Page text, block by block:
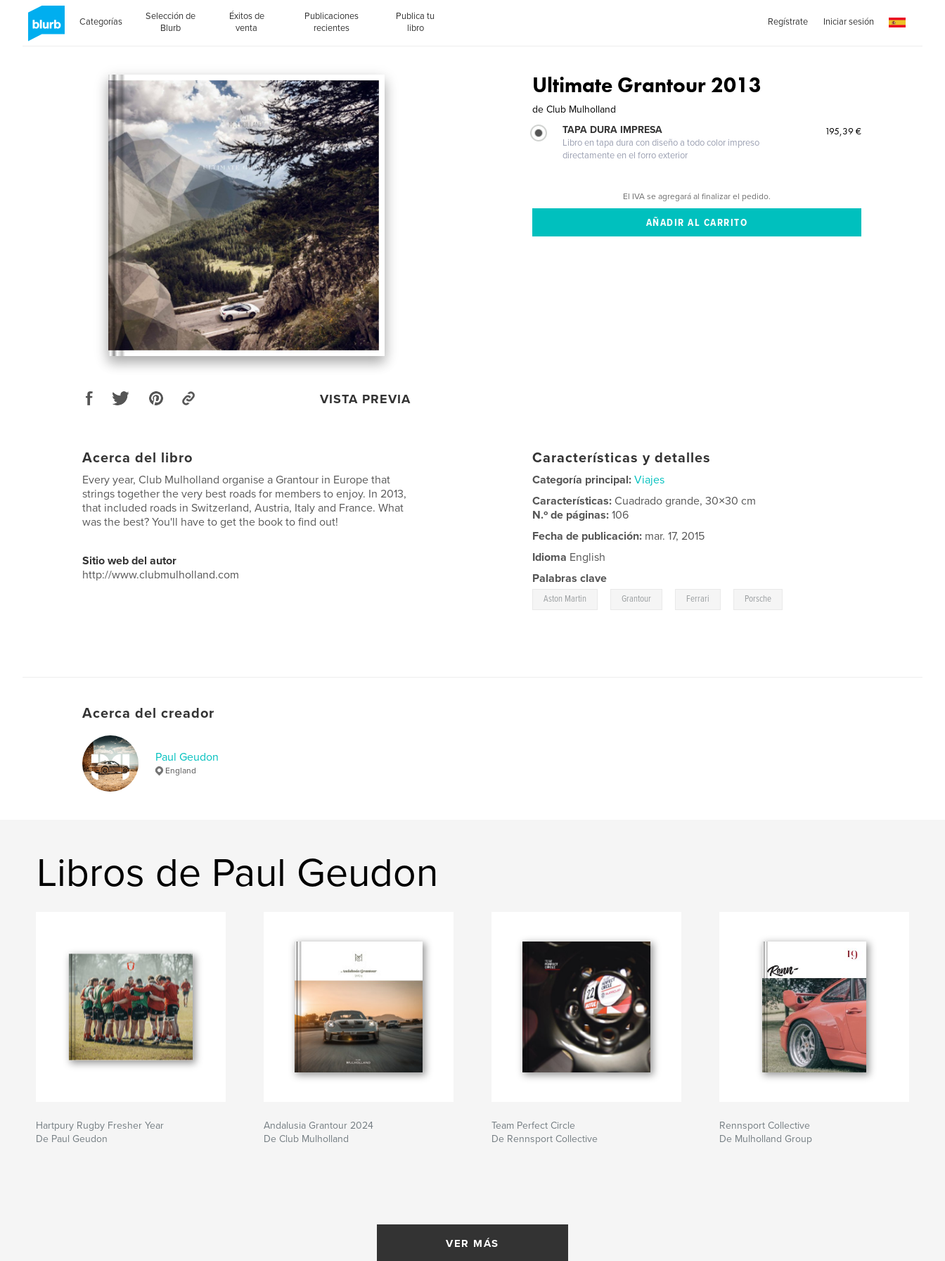
Categorías
Selección de
Blurb
Éxitos de
venta
Publicaciones
recientes
Publica tu
libro
Regístrate Iniciar sesión
VISTA PREVIA
Ultimate Grantour 2013
de Club Mulholland
TAPA DURA IMPRESA
Libro en tapa dura con diseño a todo color impreso
directamente en el forro exterior
195,39 €
El IVA se agregará al finalizar el pedido.
Acerca del libro
Every year, Club Mulholland organise a Grantour in Europe that
strings together the very best roads for members to enjoy. In 2013,
that included roads in Switzerland, Austria, Italy and France. What
was the best? You'll have to get the book to find out!
Sitio web del autor
http://www.clubmulholland.com
Características y detalles
Categoría principal: Viajes
Características:Cuadrado grande, 30×30 cm
N.º de páginas:106
Fecha de publicación: mar. 17, 2015
Idioma English
Palabras clave
Aston Martin Grantour Ferrari Porsche
Acerca del creador
Paul Geudon
England
Libros de Paul Geudon
Hartpury Rugby Fresher Year
De Paul Geudon
Andalusia Grantour 2024
De Club Mulholland
Team Perfect Circle
De Rennsport Collective
Rennsport Collective
De Mulholland Group
VER MÁS